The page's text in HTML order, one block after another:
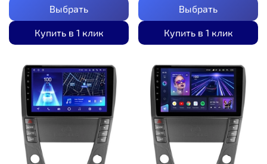
Выбрать
Купить в 1 клик
Выбрать
Купить в 1 клик